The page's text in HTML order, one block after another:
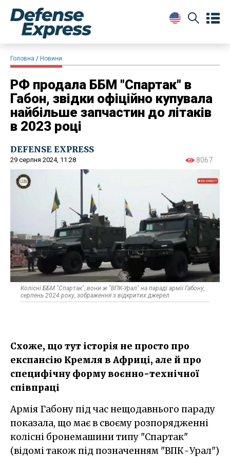
Головна Новини
РФ продала ББМ "Спартак" в
Габон, звідки офіційно купувала
найбільше запчастин до літаків
в 2023 році
DEFENSE EXPRESS
29 серпня 2024, 11:28 8067
Колісні ББМ "Спартак", вони ж "ВПК-Урал" на параді армії Габону,
серпень 2024 року, зображення з відкритих джерел
Схоже, що тут історія не просто про
експансію Кремля в Африці, але й про
специфічну форму воєнно-технічної
співпраці
Армія Габону під час нещодавнього параду
показала, що має в своєму розпорядженні
колісні бронемашини типу "Спартак"
(відомі також під позначенням "ВПК-Урал")